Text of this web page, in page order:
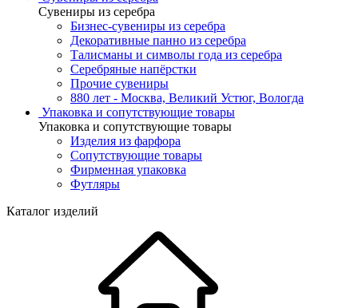
Сувениры из серебра
Бизнес-сувениры из серебра
Декоративные панно из серебра
Талисманы и символы года из серебра
Серебряные напёрстки
Прочие сувениры
880 лет - Москва, Великий Устюг, Вологда
Упаковка и сопутствующие товары
Упаковка и сопутствующие товары
Изделия из фарфора
Сопутствующие товары
Фирменная упаковка
Футляры
Каталог изделий